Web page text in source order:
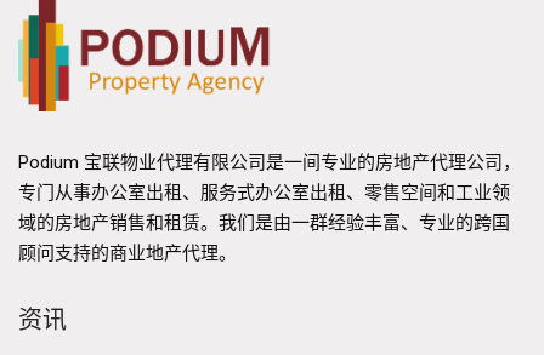
Podium 宝联物业代理有限公司是一间专业的房地产代理公司，
专门从事办公室出租、服务式办公室出租、零售空间和工业领
域的房地产销售和租赁。我们是由一群经验丰富、专业的跨国
顾问支持的商业地产代理。
资讯